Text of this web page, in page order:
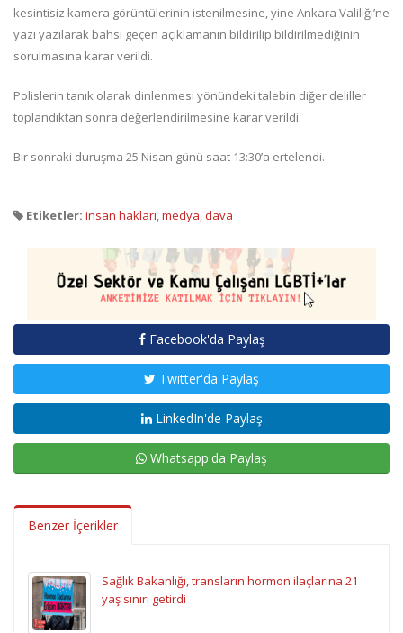
kesintisiz kamera görüntülerinin istenilmesine, yine Ankara Valiliği’ne
yazı yazılarak bahsi geçen açıklamanın bildirilip bildirilmediğinin
sorulmasına karar verildi.
Polislerin tanık olarak dinlenmesi yönündeki talebin diğer deliller
toplandıktan sonra değerlendirilmesine karar verildi.
Bir sonraki duruşma 25 Nisan günü saat 13:30’a ertelendi.
Etiketler: insan hakları,medya,dava
Facebook'da Paylaş
Twitter'da Paylaş
LinkedIn'de Paylaş
Whatsapp'da Paylaş
Benzer İçerikler
Sağlık Bakanlığı, transların hormon ilaçlarına 21
yaş sınırı getirdi